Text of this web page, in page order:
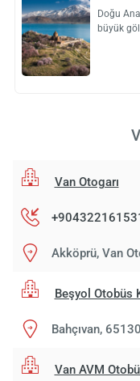
Doğu
büyük
Van Otogarı
Akköprü, Van
Beşyol Otobüs
Bahçıvan,
Van AVM